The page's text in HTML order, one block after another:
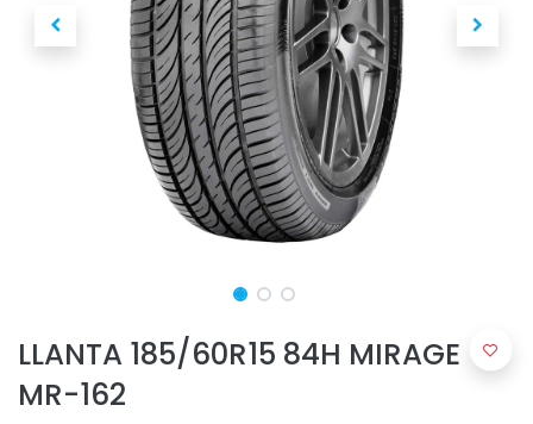
LLANTA 185/60R15 84H MIRAGE
MR-162